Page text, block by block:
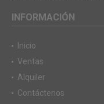
INFORMACIÓN
Inicio
Ventas
Alquiler
Contáctenos